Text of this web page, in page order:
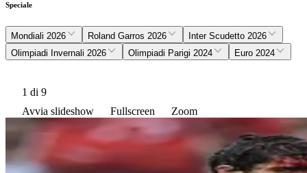
Speciale
Mondiali 2026 Roland Garros 2026
Inter Scudetto 2026
Olimpiadi Invernali 2026
Olimpiadi Parigi 2024 Euro 2024
1 di 9
Avvia slideshow
Fullscreen Zoom